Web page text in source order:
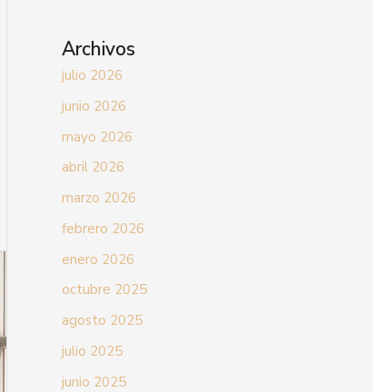
Archivos
julio 2026
junio 2026
mayo 2026
abril 2026
marzo 2026
febrero 2026
enero 2026
octubre 2025
agosto 2025
julio 2025
junio 2025